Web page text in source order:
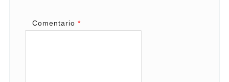
Comentario *